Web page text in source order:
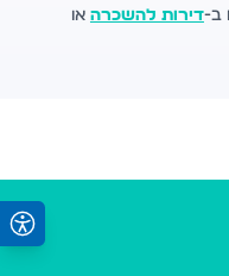
ב-דירות להשכרה או